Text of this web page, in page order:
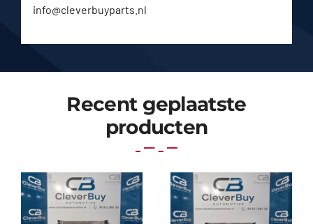
info@cleverbuyparts.nl
Recent geplaatste
producten